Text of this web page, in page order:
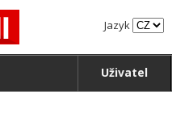
Jazyk
Uživatel